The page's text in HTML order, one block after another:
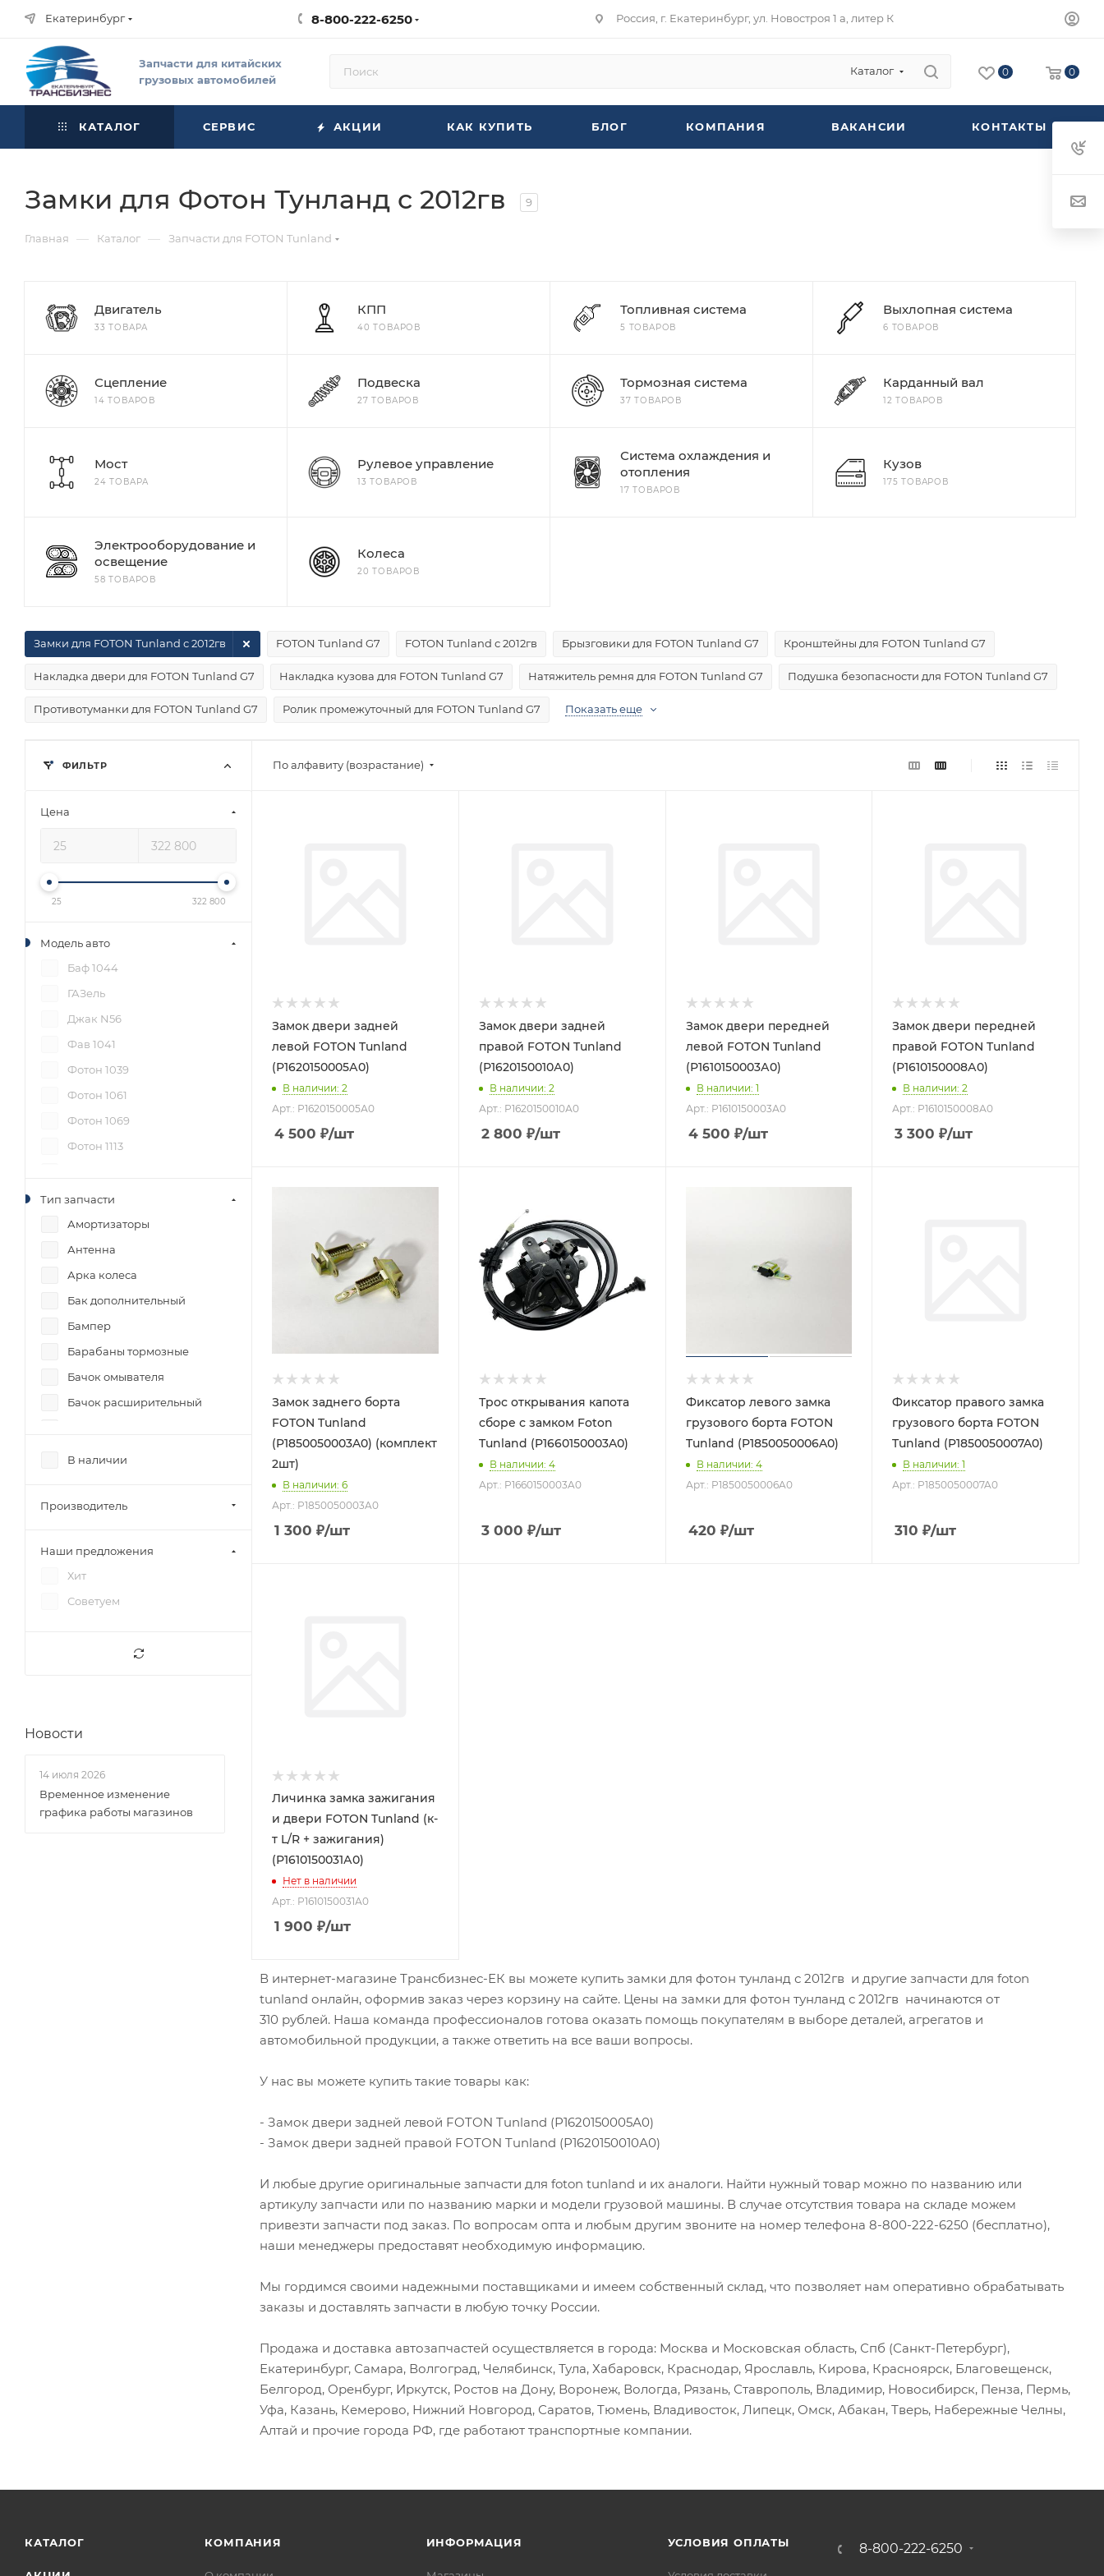
Екатеринбург 8-800-222-6250 Россия, г. Екатеринбург, ул. Новостроя 1 а, литер К
Запчасти для китайских
грузовых автомобилей
Каталог 0 0
КАТАЛОГ СЕРВИС АКЦИИ КАК КУПИТЬ БЛОГ КОМПАНИЯ ВАКАНСИИ КОНТАКТЫ
Замки для Фотон Тунланд с 2012гв 9
Главная — Каталог — Запчасти для FOTON Tunland
Двигатель
33 ТОВАРА
КПП
40 ТОВАРОВ
Топливная система
5 ТОВАРОВ
Выхлопная система
6 ТОВАРОВ
Сцепление
14 ТОВАРОВ
Подвеска
27 ТОВАРОВ
Тормозная система
37 ТОВАРОВ
Карданный вал
12 ТОВАРОВ
Мост
24 ТОВАРА
Рулевое управление
13 ТОВАРОВ
Система охлаждения и
отопления
17 ТОВАРОВ
Кузов
175 ТОВАРОВ
Электрооборудование и
освещение
58 ТОВАРОВ
Колеса
20 ТОВАРОВ
FOTON Tunland G7 FOTON Tunland с 2012гв Брызговики для FOTON Tunland G7 Кронштейны для FOTON Tunland G7
Накладка двери для FOTON Tunland G7 Накладка кузова для FOTON Tunland G7 Натяжитель ремня для FOTON Tunland G7 Подушка безопасности для FOTON Tunland G7
Противотуманки для FOTON Tunland G7 Ролик промежуточный для FOTON Tunland G7
Замки для FOTON Tunland с 2012гв
Показать еще
По алфавиту (возрастание)
Замок двери задней
левой FOTON Tunland
(Р1620150005А0)
В наличии: 2
Арт.: Р1620150005А0
4 500 ₽/шт
Замок двери задней
правой FOTON Tunland
(Р1620150010А0)
В наличии: 2
Арт.: Р1620150010А0
2 800 ₽/шт
Замок двери передней
левой FOTON Tunland
(Р1610150003А0)
В наличии: 1
Арт.: Р1610150003А0
4 500 ₽/шт
Замок двери передней
правой FOTON Tunland
(Р1610150008А0)
В наличии: 2
Арт.: Р1610150008А0
3 300 ₽/шт
Замок заднего борта
FOTON Tunland
(P1850050003A0) (комплект
2шт)
В наличии: 6
Арт.: P1850050003A0
1 300 ₽/шт
Трос открывания капота
сборе с замком Foton
Tunland (P1660150003A0)
В наличии: 4
Арт.: P1660150003A0
3 000 ₽/шт
Фиксатор левого замка
грузового борта FOTON
Tunland (P1850050006A0)
В наличии: 4
Арт.: P1850050006A0
420 ₽/шт
Фиксатор правого замка
грузового борта FOTON
Tunland (P1850050007A0)
В наличии: 1
Арт.: P1850050007A0
310 ₽/шт
Личинка замка зажигания
и двери FOTON Tunland (к-
т L/R + зажигания)
(Р1610150031А0)
Нет в наличии
Арт.: Р1610150031А0
1 900 ₽/шт
В интернет-магазине Трансбизнес-ЕК вы можете купить замки для фотон тунланд с 2012гв и другие запчасти для foton
tunland онлайн, оформив заказ через корзину на сайте. Цены на замки для фотон тунланд с 2012гв начинаются от
310 рублей. Наша команда профессионалов готова оказать помощь покупателям в выборе деталей, агрегатов и
автомобильной продукции, а также ответить на все ваши вопросы.
У нас вы можете купить такие товары как:
- Замок двери задней левой FOTON Tunland (Р1620150005А0)
- Замок двери задней правой FOTON Tunland (Р1620150010А0)
И любые другие оригинальные запчасти для foton tunland и их аналоги. Найти нужный товар можно по названию или
артикулу запчасти или по названию марки и модели грузовой машины. В случае отсутствия товара на складе можем
привезти запчасти под заказ. По вопросам опта и любым другим звоните на номер телефона 8-800-222-6250 (бесплатно),
наши менеджеры предоставят необходимую информацию.
Мы гордимся своими надежными поставщиками и имеем собственный склад, что позволяет нам оперативно обрабатывать
заказы и доставлять запчасти в любую точку России.
Продажа и доставка автозапчастей осуществляется в города: Москва и Московская область, Спб (Санкт-Петербург),
Екатеринбург, Самара, Волгоград, Челябинск, Тула, Хабаровск, Краснодар, Ярославль, Кирова, Красноярск, Благовещенск,
Белгород, Оренбург, Иркутск, Ростов на Дону, Воронеж, Вологда, Рязань, Ставрополь, Владимир, Новосибирск, Пенза, Пермь,
Уфа, Казань, Кемерово, Нижний Новгород, Саратов, Тюмень, Владивосток, Липецк, Омск, Абакан, Тверь, Набережные Челны,
Алтай и прочие города РФ, где работают транспортные компании.
ФИЛЬТР
Цена
25 322 800
Модель авто
Баф 1044
ГАЗель
Джак N56
Фав 1041
Фотон 1039
Фотон 1061
Фотон 1069
Фотон 1113
Фотон Тунланд G7
Фотон Тунланд с 2012гв
Тип запчасти
Амортизаторы
Антенна
Арка колеса
Бак дополнительный
Бампер
Барабаны тормозные
Бачок омывателя
Бачок расширительный
Болты, гайки
Брызговики
Вакуумный усилитель
Вакуумный усилитель
Вал карданный
Вилка сцепления
Втулки
Клапан масляного насоса
Клипсы
В наличии
Производитель
Наши предложения
Хит
Советуем
Новости
14 июля 2026
Временное изменение
графика работы магазинов
КАТАЛОГ КОМПАНИЯ ИНФОРМАЦИЯ УСЛОВИЯ ОПЛАТЫ 8-800-222-6250